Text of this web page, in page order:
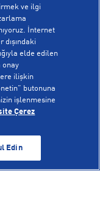
ve ilgi
İnternet
dışındaki
elde edilen
onay
ilişkin
butonuna
işlenmesine
Çerez
Edin